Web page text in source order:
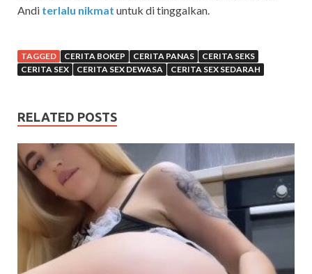
Andi terlalu nikmat untuk di tinggalkan.
TAGGED CERITA BOKEP CERITA PANAS
CERITA SEKS
CERITA SEX
CERITA SEX DEWASA CERITA SEX SEDARAH
RELATED POSTS